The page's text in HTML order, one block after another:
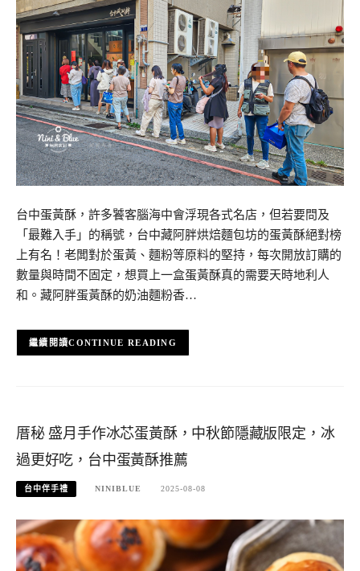
台中蛋黃酥，許多饕客腦海中會浮現各式名店，但若要問及
「最難入手」的稱號，台中藏阿胖烘焙麵包坊的蛋黃酥絕對榜
上有名！老闆對於蛋黃、麵粉等原料的堅持，每次開放訂購的
數量與時間不固定，想買上一盒蛋黃酥真的需要天時地利人
和。藏阿胖蛋黃酥的奶油麵粉香…
CONTINUE READING
厝秘 盛月手作冰芯蛋黃酥，中秋節隱藏版限定，冰
過更好吃，台中蛋黃酥推薦
台中伴手禮 NINIBLUE 2025-08-08